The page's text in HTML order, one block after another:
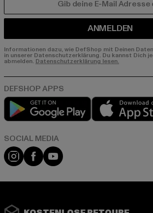
ANMELDEN
Informationen dazu, wie DefShop mit Deinen
in unserer Datenschutzerklärung. Du kannst Dich
abmelden.Datenschutzerklärung lesen.
Play market
Instagram
FacebookYouTube